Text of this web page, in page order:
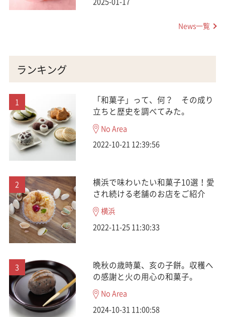
News一覧
ランキング
「和菓子」って、何？ その成り
立ちと歴史を調べてみた。
No Area
2022-10-21 12:39:56
横浜で味わいたい和菓子10選！愛
され続ける老舗のお店をご紹介
横浜
2022-11-25 11:30:33
晩秋の歳時菓、亥の子餅。収穫へ
の感謝と火の用心の和菓子。
No Area
2024-10-31 11:00:58